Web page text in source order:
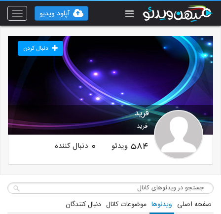
Toggle
آپلود ویدیو
فرید
فرید
دنبال کردن
584 ویدئو 0 دنبال کننده
صفحه اصلی ویدئوها موضوعات کانال دنبال کنندگان